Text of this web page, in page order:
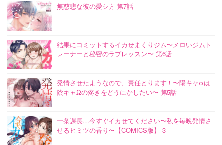
無慈悲な彼の愛シ方 第7話
結果にコミットするイカせまくりジム〜メロいジムト
レーナーと秘密のラブレッスン〜 第6話
発情させたようなので、責任とります！〜陽キャαは
陰キャΩの疼きをどうにかしたい〜 第5話
一条課長…今すぐイカせてください〜私を毎晩発情さ
せるヒミツの香り〜【COMICS版】 3